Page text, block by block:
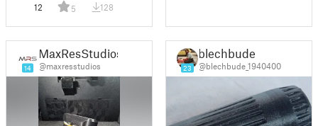
12 5 128
14
MaxResStudios
@maxresstudios 23
blechbude
@blechbude_1940400